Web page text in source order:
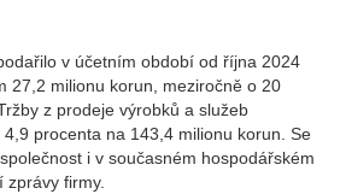
v účetním období od října 2024
27,2 milionu korun, meziročně o 20
z prodeje výrobků a služeb
procenta na 143,4 milionu korun. Se
i v současném hospodářském
zprávy firmy.